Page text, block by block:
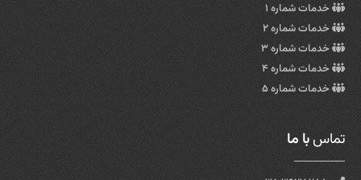
خدمات شماره ۱
خدمات شماره ۲
خدمات شماره ۳
خدمات شماره ۴
خدمات شماره ۵
تماسبا ما